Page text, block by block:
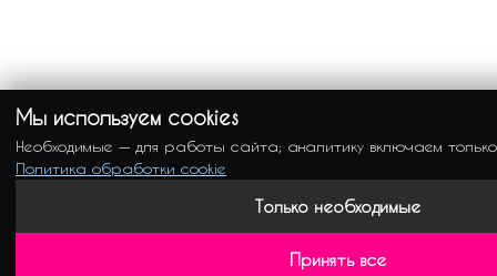
Мы используем cookies
Необходимые — для работы сайта; аналитику включаем
Политика обработки cookie
Только необходимые
Принять все